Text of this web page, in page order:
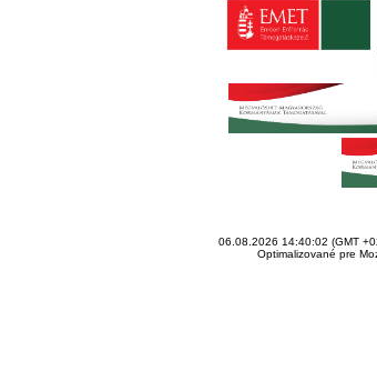
06.08.2026 14:40:02 (GMT
Optimalizované pre